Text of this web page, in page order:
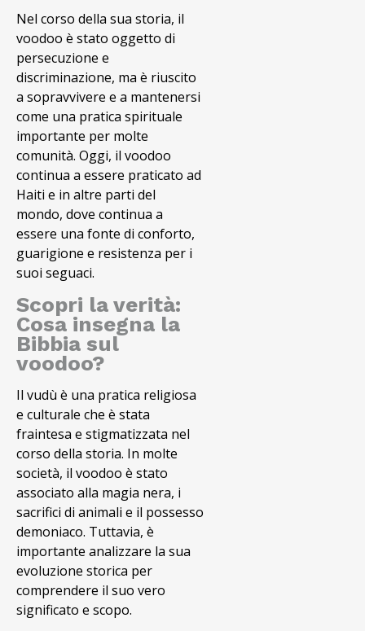
Nel corso della sua storia, il
voodoo è stato oggetto di
persecuzione e
discriminazione, ma è riuscito
a sopravvivere e a mantenersi
come una pratica spirituale
importante per molte
comunità. Oggi, il voodoo
continua a essere praticato ad
Haiti e in altre parti del
mondo, dove continua a
essere una fonte di conforto,
guarigione e resistenza per i
suoi seguaci.
Scopri la verità:
Cosa insegna la
Bibbia sul
voodoo?
Il vudù è una pratica religiosa
e culturale che è stata
fraintesa e stigmatizzata nel
corso della storia. In molte
società, il voodoo è stato
associato alla magia nera, i
sacrifici di animali e il possesso
demoniaco. Tuttavia, è
importante analizzare la sua
evoluzione storica per
comprendere il suo vero
significato e scopo.